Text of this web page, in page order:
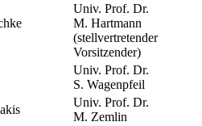
Univ. Prof. Dr.
M. Hartmann
(stellvertretender
Vorsitzender)
Univ. Prof. Dr.
S. Wagenpfeil
Univ. Prof. Dr.
M. Zemlin